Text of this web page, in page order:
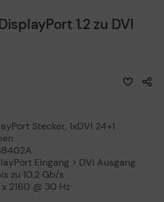
1.2 zu DVI
Stecker, 1xDVI 24+1
Eingang > DVI Ausgang
zu 10,2 Gb/s
2160 @ 30 Hz